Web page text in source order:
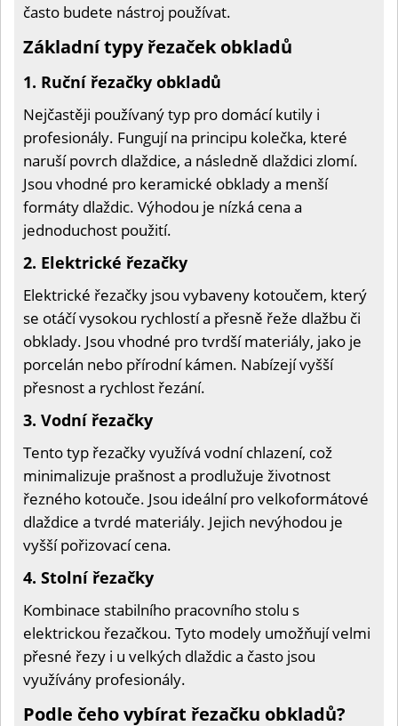
často budete nástroj používat.
Základní typy řezaček obkladů
1. Ruční řezačky obkladů
Nejčastěji používaný typ pro domácí kutily i
profesionály. Fungují na principu kolečka, které
naruší povrch dlaždice, a následně dlaždici zlomí.
Jsou vhodné pro keramické obklady a menší
formáty dlaždic. Výhodou je nízká cena a
jednoduchost použití.
2. Elektrické řezačky
Elektrické řezačky jsou vybaveny kotoučem, který
se otáčí vysokou rychlostí a přesně řeže dlažbu či
obklady. Jsou vhodné pro tvrdší materiály, jako je
porcelán nebo přírodní kámen. Nabízejí vyšší
přesnost a rychlost řezání.
3. Vodní řezačky
Tento typ řezačky využívá vodní chlazení, což
minimalizuje prašnost a prodlužuje životnost
řezného kotouče. Jsou ideální pro velkoformátové
dlaždice a tvrdé materiály. Jejich nevýhodou je
vyšší pořizovací cena.
4. Stolní řezačky
Kombinace stabilního pracovního stolu s
elektrickou řezačkou. Tyto modely umožňují velmi
přesné řezy i u velkých dlaždic a často jsou
využívány profesionály.
Podle čeho vybírat řezačku obkladů?